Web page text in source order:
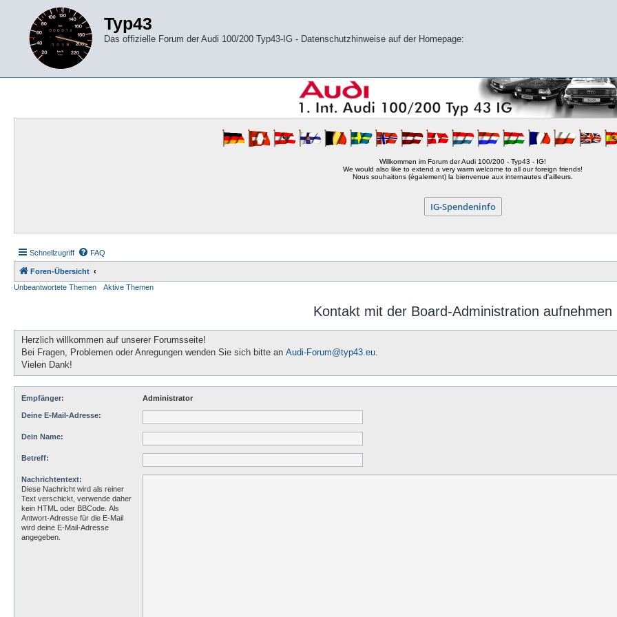
Typ43
Das offizielle Forum der Audi 100/200 Typ43-IG - Datenschutzhinweise auf der Homepage:
Willkommen im Forum der Audi 100/200 - Typ43 - IG!
We would also like to extend a very warm welcome to all our foreign friends!
Nous souhaitons (également) la bienvenue aux internautes d'ailleurs.
IG-Spendeninfo
Schnellzugriff FAQ
Foren-Übersicht
Unbeantwortete Themen
Aktive Themen
Kontakt mit der Board-Administration aufnehmen
Herzlich willkommen auf unserer Forumsseite!
Bei Fragen, Problemen oder Anregungen wenden Sie sich bitte an Audi-Forum@typ43.eu.
Vielen Dank!
Empfänger: Administrator
Deine E-Mail-Adresse:
Dein Name:
Betreff:
Nachrichtentext:
Diese Nachricht wird als reiner
Text verschickt, verwende daher
kein HTML oder BBCode. Als
Antwort-Adresse für die E-Mail
wird deine E-Mail-Adresse
angegeben.